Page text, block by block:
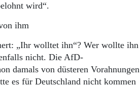
wird“.
ihm
„Ihr wolltet ihn“? Wer wollte ihn
nicht. Die AfD-
damals von düsteren Vorahnungen
es für Deutschland nicht kommen